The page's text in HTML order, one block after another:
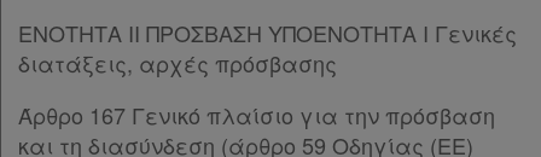
Παρ.3
Άρθρο 98Γ [-]
Παρ.1
Παρ.2
ΕΝΟΤΗΤΑ II ΠΡΟΣΒΑΣΗ ΥΠΟΕΝΟΤΗΤΑ Ι Γενικές
διατάξεις, αρχές πρόσβασης
Άρθρο 167 Γενικό πλαίσιο για την πρόσβαση
και τη διασύνδεση (άρθρο 59 Οδηγίας (ΕΕ)